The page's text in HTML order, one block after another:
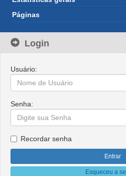
Páginas
Login
Usuário:
Senha:
Recordar senha
Esqueceu a